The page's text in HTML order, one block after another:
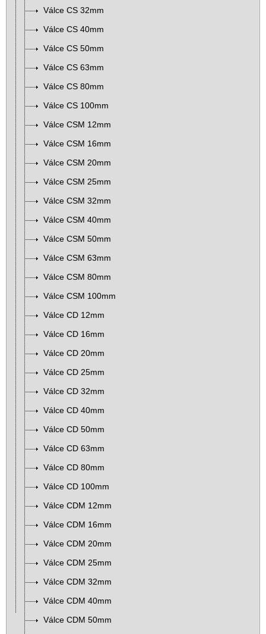
Válce CS 32mm
Válce CS 40mm
Válce CS 50mm
Válce CS 63mm
Válce CS 80mm
Válce CS 100mm
Válce CSM 12mm
Válce CSM 16mm
Válce CSM 20mm
Válce CSM 25mm
Válce CSM 32mm
Válce CSM 40mm
Válce CSM 50mm
Válce CSM 63mm
Válce CSM 80mm
Válce CSM 100mm
Válce CD 12mm
Válce CD 16mm
Válce CD 20mm
Válce CD 25mm
Válce CD 32mm
Válce CD 40mm
Válce CD 50mm
Válce CD 63mm
Válce CD 80mm
Válce CD 100mm
Válce CDM 12mm
Válce CDM 16mm
Válce CDM 20mm
Válce CDM 25mm
Válce CDM 32mm
Válce CDM 40mm
Válce CDM 50mm